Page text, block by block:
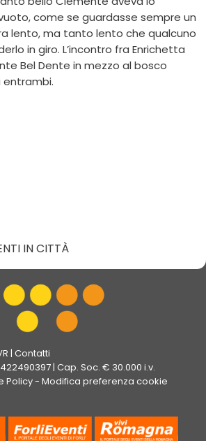
come se guardasse sempre un
lento, ma tanto lento che qualcuno
in giro. L’incontro fra Enrichetta
Bel Dente in mezzo al bosco
entrambi.
IN CITTÀ
| Contatti
| Cap. Soc. € 30.000 i.v.
Policy- Modifica preferenza cookie